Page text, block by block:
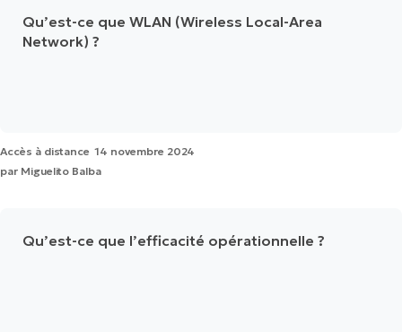
Qu’est-ce que WLAN (Wireless Local-Area
Network) ?
Accès à distance 14 novembre 2024
parMiguelito Balba
Qu’est-ce que l’efficacité opérationnelle ?